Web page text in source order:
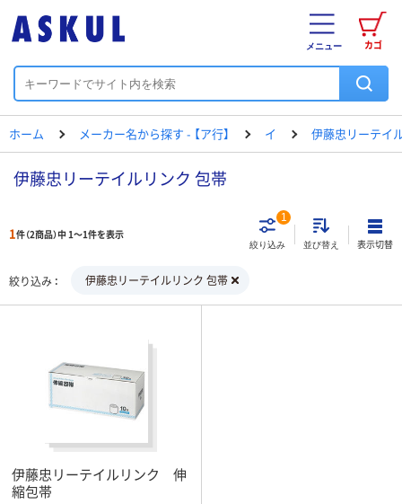
カゴ
メニュー
ホーム メーカー名から探す - 【ア行】 イ 伊藤忠リーテイ
伊藤忠リーテイルリンク 包帯
1件（2商品）中 1～1件を表示
絞り込み
1
並び替え 表示切替
絞り込み 伊藤忠リーテイルリンク 包帯
伊藤忠リーテイルリンク 伸
縮包帯